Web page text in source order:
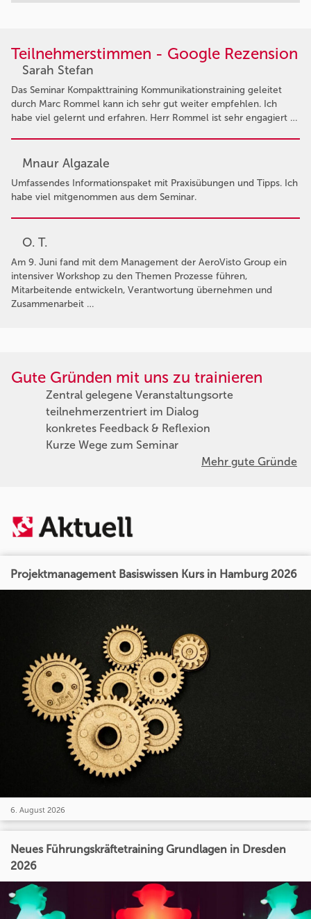
Teilnehmerstimmen - Google Rezension
Sarah Stefan
Das Seminar Kompakttraining Kommunikationstraining geleitet
durch Marc Rommel kann ich sehr gut weiter empfehlen. Ich
habe viel gelernt und erfahren. Herr Rommel ist sehr engagiert …
Mnaur Algazale
Umfassendes Informationspaket mit Praxisübungen und Tipps. Ich
habe viel mitgenommen aus dem Seminar.
O. T.
Am 9. Juni fand mit dem Management der AeroVisto Group ein
intensiver Workshop zu den Themen Prozesse führen,
Mitarbeitende entwickeln, Verantwortung übernehmen und
Zusammenarbeit …
Gute Gründen mit uns zu trainieren
Zentral gelegene Veranstaltungsorte
teilnehmerzentriert im Dialog
konkretes Feedback & Reflexion
Kurze Wege zum Seminar
Mehr gute Gründe
Projektmanagement Basiswissen Kurs in Hamburg 2026
6. August 2026
Neues Führungskräftetraining Grundlagen in Dresden
2026